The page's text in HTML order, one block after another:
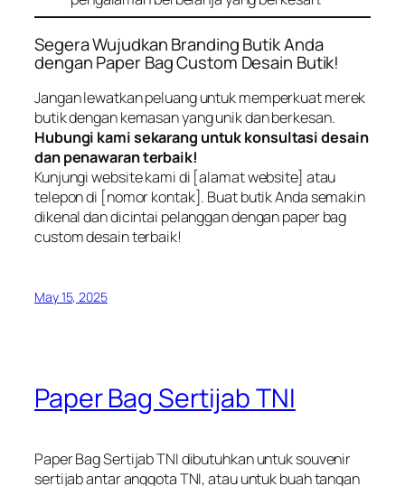
Segera Wujudkan Branding Butik Anda
dengan Paper Bag Custom Desain Butik!
Jangan lewatkan peluang untuk memperkuat merek
butik dengan kemasan yang unik dan berkesan.
Hubungi kami sekarang untuk konsultasi desain
dan penawaran terbaik!
Kunjungi website kami di [alamat website] atau
telepon di [nomor kontak]. Buat butik Anda semakin
dikenal dan dicintai pelanggan dengan paper bag
custom desain terbaik!
May 15, 2025
Paper Bag Sertijab TNI
Paper Bag Sertijab TNI dibutuhkan untuk souvenir
sertijab antar anggota TNI, atau untuk buah tangan